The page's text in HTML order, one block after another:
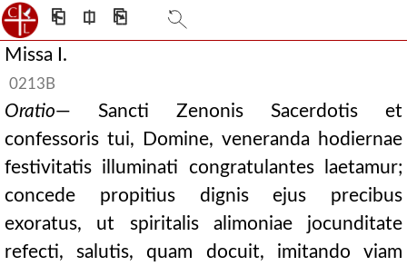
⎗ ⎅ ⎘
Missa I.
0213B
Oratio— Sancti Zenonis Sacerdotis et
confessoris tui, Domine, veneranda hodiernae
festivitatis illuminati congratulantes laetamur;
concede propitius dignis ejus precibus
exoratus, ut spiritalis alimoniae jocunditate
refecti, salutis, quam docuit, imitando viam